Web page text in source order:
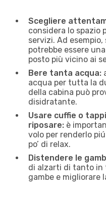
Scegliere
considera lo spazio
servizi. Ad
potrebbe essere
posto più vicino ai
Bere tanta acqua:
acqua per tutta la
della cabina può
disidratante.
Usare cuffie o
riposare: è
volo per renderlo
po’ di relax.
Distendere le
di alzarti di tanto in
gambe e migliorare